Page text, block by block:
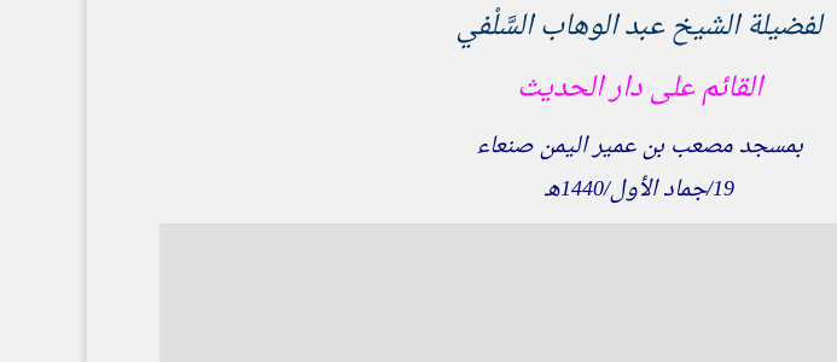
لفضيلة الشيخ عبد الوهاب السَّلْفي
القائم على دار الحديث
بمسجد مصعب بن عمير اليمن صنعاء
19/جماد الأول/1440هـ